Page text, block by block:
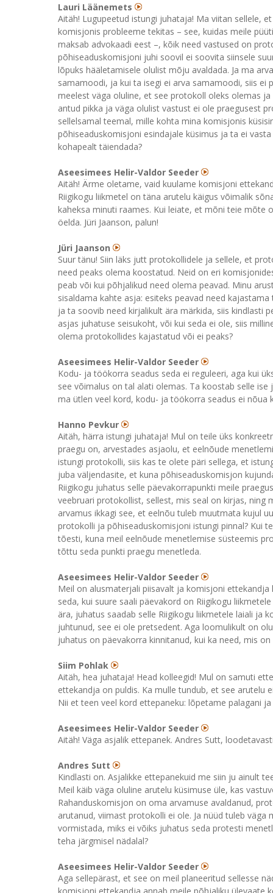
Lauri Läänemets
Aitäh! Lugupeetud istungi juhataja! Ma viitan sellele,
komisjonis probleeme tekitas – see, kuidas meile
maksab advokaadi eest –, kõik need vastused on
põhiseaduskomisjoni juhi soovil ei soovita siinsele
lõpuks hääletamisele olulist mõju avaldada. Ja ma
samamoodi, ja kui ta isegi ei arva samamoodi, siis ei
meelest väga oluline, et see protokoll oleks olemas
antud pikka ja väga olulist vastust ei ole praegusest
sellelsamal teemal, mille kohta mina komisjonis
põhiseaduskomisjoni esindajale küsimus ja ta ei
kohapealt täiendada?
Aseesimees Helir-Valdor Seeder
Aitäh! Ärme oletame, vaid kuulame komisjoni
Riigikogu liikmetel on täna arutelu käigus võimalik
kaheksa minuti raames. Kui leiate, et mõni teie mõte
öelda. Jüri Jaanson, palun!
Jüri Jaanson
Suur tänu! Siin läks jutt protokollidele ja sellele, et
need peaks olema koostatud. Neid on eri
peab või kui põhjalikud need olema peavad. Minu
sisaldama kahte asja: esiteks peavad need
ja ta soovib need kirjalikult ära märkida, siis kindlasti
asjas juhatuse seisukoht, või kui seda ei ole, siis
olema protokollides kajastatud või ei peaks?
Aseesimees Helir-Valdor Seeder
Kodu- ja töökorra seadus seda ei reguleeri, aga kui
see võimalus on tal alati olemas. Ta koostab selle
ma ütlen veel kord, kodu- ja töökorra seadus ei
Hanno Pevkur
Aitäh, härra istungi juhataja! Mul on teile üks
praegu on, arvestades asjaolu, et eelnõude
istungi protokolli, siis kas te olete päri sellega, et
juba väljendasite, et kuna põhiseaduskomisjon
Riigikogu juhatus selle päevakorrapunkti meile
veebruari protokollist, sellest, mis seal on kirjas,
arvamus ikkagi see, et eelnõu tuleb muutmata kujul
protokolli ja põhiseaduskomisjoni istungi pinnal? Kui
tõesti, kuna meil eelnõude menetlemise süsteemis
tõttu seda punkti praegu menetleda.
Aseesimees Helir-Valdor Seeder
Meil on alusmaterjali piisavalt ja komisjoni
seda, kui suure saali päevakord on Riigikogu
ära, juhatus saadab selle Riigikogu liikmetele laiali ja
juhtunud, see ei ole pretsedent. Aga loomulikult on
juhatus on päevakorra kinnitanud, kui ka need, mis
Siim Pohlak
Aitäh, hea juhataja! Head kolleegid! Mul on samuti
ettekandja on puldis. Ka mulle tundub, et see arutelu
Nii et teen veel kord ettepaneku: lõpetame palagani
Aseesimees Helir-Valdor Seeder
Aitäh! Väga asjalik ettepanek. Andres Sutt,
Andres Sutt
Kindlasti on. Asjalikke ettepanekuid me siin ju ainult
Meil käib väga oluline arutelu küsimuse üle, kas
Rahanduskomisjon on oma arvamuse avaldanud,
arutanud, viimast protokolli ei ole. Ja nüüd tuleb
vormistada, miks ei võiks juhatus seda protesti
teha järgmisel nädalal?
Aseesimees Helir-Valdor Seeder
Aga sellepärast, et see on meil planeeritud sellesse